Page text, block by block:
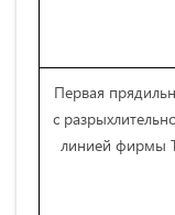
Первая
с
линией фирмы